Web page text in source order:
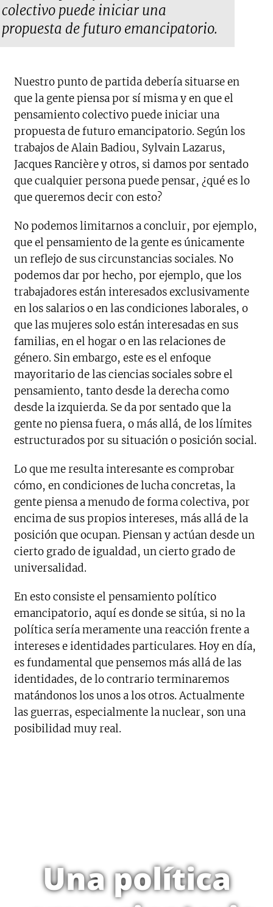
colectivo puede iniciar una
propuesta de futuro emancipatorio.
Nuestro punto de partida debería situarse en
que la gente piensa por sí misma y en que el
pensamiento colectivo puede iniciar una
propuesta de futuro emancipatorio. Según los
trabajos de Alain Badiou, Sylvain Lazarus,
Jacques Rancière y otros, si damos por sentado
que cualquier persona puede pensar, ¿qué es lo
que queremos decir con esto?
No podemos limitarnos a concluir, por ejemplo,
que el pensamiento de la gente es únicamente
un reflejo de sus circunstancias sociales. No
podemos dar por hecho, por ejemplo, que los
trabajadores están interesados exclusivamente
en los salarios o en las condiciones laborales, o
que las mujeres solo están interesadas en sus
familias, en el hogar o en las relaciones de
género. Sin embargo, este es el enfoque
mayoritario de las ciencias sociales sobre el
pensamiento, tanto desde la derecha como
desde la izquierda. Se da por sentado que la
gente no piensa fuera, o más allá, de los límites
estructurados por su situación o posición social.
Lo que me resulta interesante es comprobar
cómo, en condiciones de lucha concretas, la
gente piensa a menudo de forma colectiva, por
encima de sus propios intereses, más allá de la
posición que ocupan. Piensan y actúan desde un
cierto grado de igualdad, un cierto grado de
universalidad.
En esto consiste el pensamiento político
emancipatorio, aquí es donde se sitúa, si no la
política sería meramente una reacción frente a
intereses e identidades particulares. Hoy en día,
es fundamental que pensemos más allá de las
identidades, de lo contrario terminaremos
matándonos los unos a los otros. Actualmente
las guerras, especialmente la nuclear, son una
posibilidad muy real.
Una política